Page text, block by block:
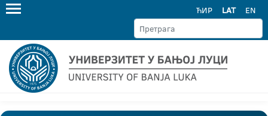
ЋИР LAT EN